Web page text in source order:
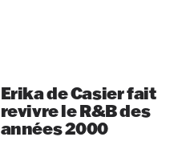
Erika de Casier fait
revivre le R&B des
années 2000